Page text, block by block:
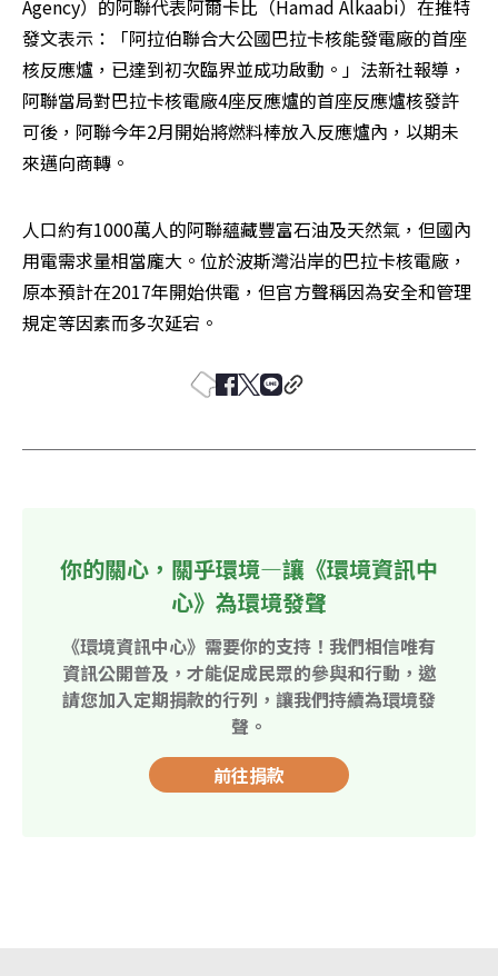
Agency）的阿聯代表阿爾卡比（Hamad Alkaabi）在推特
發文表示：「阿拉伯聯合大公國巴拉卡核能發電廠的首座
核反應爐，已達到初次臨界並成功啟動。」法新社報導，
阿聯當局對巴拉卡核電廠4座反應爐的首座反應爐核發許
可後，阿聯今年2月開始將燃料棒放入反應爐內，以期未
來邁向商轉。
人口約有1000萬人的阿聯蘊藏豐富石油及天然氣，但國內
用電需求量相當龐大。位於波斯灣沿岸的巴拉卡核電廠，
原本預計在2017年開始供電，但官方聲稱因為安全和管理
規定等因素而多次延宕。
你的關心，關乎環境—讓《環境資訊中
心》為環境發聲
《環境資訊中心》需要你的支持！我們相信唯有
資訊公開普及，才能促成民眾的參與和行動，邀
請您加入定期捐款的行列，讓我們持續為環境發
聲。
前往捐款